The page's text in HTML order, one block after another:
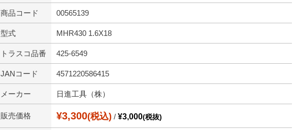
商品コード 00565139
型式 MHR430 1.6X18
トラスコ品番 425-6549
JANコード 4571220586415
メーカー 日進工具（株）
販売価格 ¥3,300(税込) / ¥3,000(税抜)